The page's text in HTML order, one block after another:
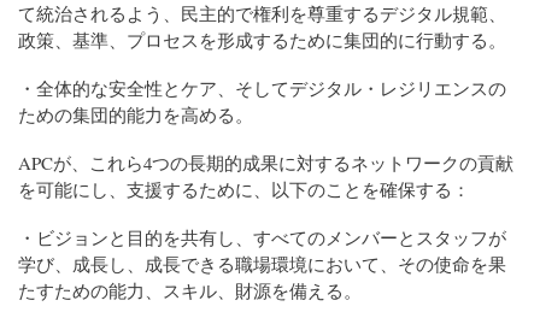
て統治されるよう、民主的で権利を尊重するデジタル規範、
政策、基準、プロセスを形成するために集団的に行動する。
・全体的な安全性とケア、そしてデジタル・レジリエンスの
ための集団的能力を高める。
APCが、これら4つの長期的成果に対するネットワークの貢献
を可能にし、支援するために、以下のことを確保する：
・ビジョンと目的を共有し、すべてのメンバーとスタッフが
学び、成長し、成長できる職場環境において、その使命を果
たすための能力、スキル、財源を備える。